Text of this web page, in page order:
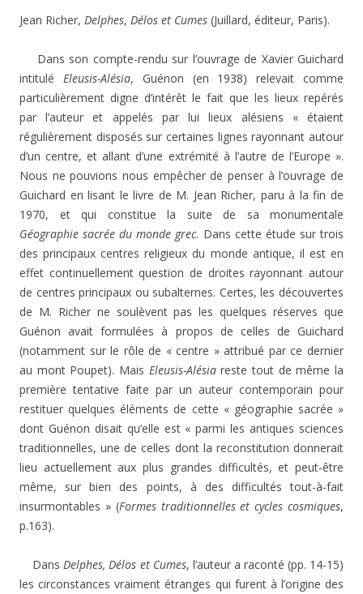
Jean Richer, Delphes, Délos et Cumes (Juillard, éditeur, Paris).
Dans son compte-rendu sur l’ouvrage de Xavier Guichard
intitulé Eleusis-Alésia, Guénon (en 1938) relevait comme
particulièrement digne d’intérêt le fait que les lieux repérés
par l’auteur et appelés par lui lieux alésiens « étaient
régulièrement disposés sur certaines lignes rayonnant autour
d’un centre, et allant d’une extrémité à l’autre de l’Europe ».
Nous ne pouvions nous empêcher de penser à l’ouvrage de
Guichard en lisant le livre de M. Jean Richer, paru à la fin de
1970, et qui constitue la suite de sa monumentale
Géographie sacrée du monde grec. Dans cette étude sur trois
des principaux centres religieux du monde antique, il est en
effet continuellement question de droites rayonnant autour
de centres principaux ou subalternes. Certes, les découvertes
de M. Richer ne soulèvent pas les quelques réserves que
Guénon avait formulées à propos de celles de Guichard
(notamment sur le rôle de « centre » attribué par ce dernier
au mont Poupet). Mais Eleusis-Alésiareste tout de même la
première tentative faite par un auteur contemporain pour
restituer quelques éléments de cette « géographie sacrée »
dont Guénon disait qu’elle est « parmi les antiques sciences
traditionnelles, une de celles dont la reconstitution donnerait
lieu actuellement aux plus grandes difficultés, et peut-être
même, sur bien des points, à des difficultés tout-à-fait
insurmontables » (Formes traditionnelles et cycles cosmiques,
p.163).
DansDelphes, Délos et Cumes, l’auteur a raconté (pp. 14-15)
les circonstances vraiment étranges qui furent à l’origine des